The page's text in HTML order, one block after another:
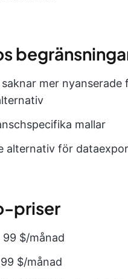
mer nyanserade
mallar
alternativ för
priser
99 $/månad
$/månad